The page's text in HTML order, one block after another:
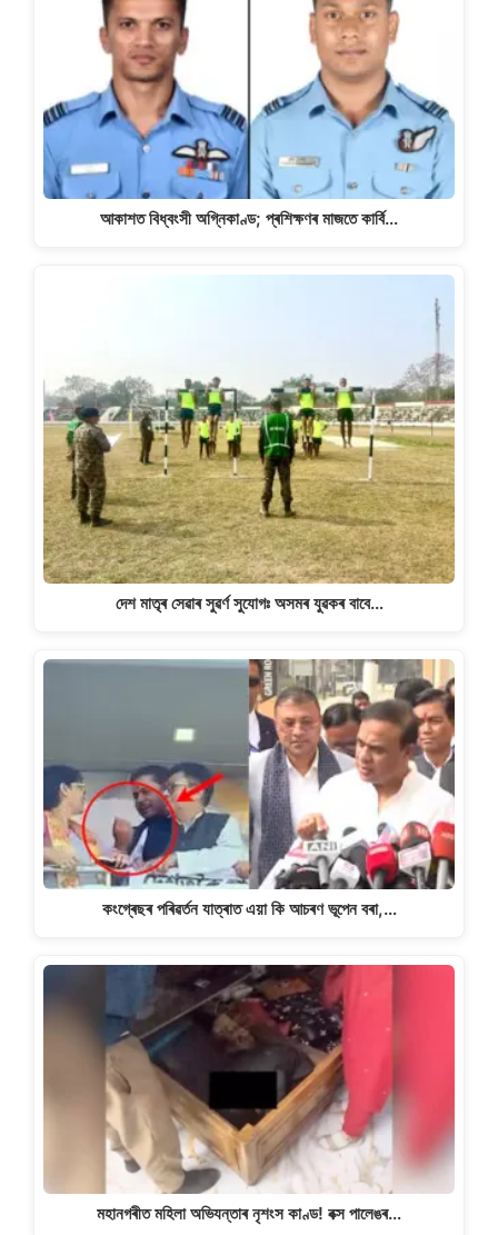
আকাশত বিধ্বংসী অগ্নিকাণ্ড; প্ৰশিক্ষণৰ মাজতে কাৰ্বি…
দেশ মাতৃৰ সেৱাৰ সুৱৰ্ণ সুযোগঃ অসমৰ যুৱকৰ বাবে…
কংগ্ৰেছৰ পৰিৱৰ্তন যাত্ৰাত এয়া কি আচৰণ ভূপেন বৰা,…
মহানগৰীত মহিলা অভিযন্তাৰ নৃশংস কাণ্ড! বক্স পালেঙৰ…